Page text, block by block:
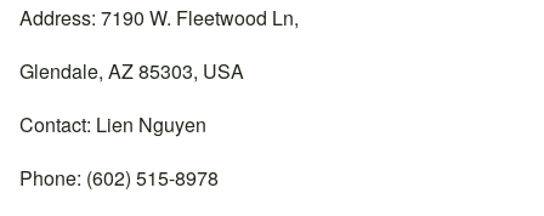
Address: 7190 W. Fleetwood Ln,
Glendale, AZ 85303, USA
Contact: Lien Nguyen
Phone: (602) 515-8978